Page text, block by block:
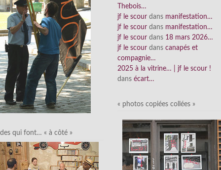
des qui font… « à côté »
Thebois…
jf le scour dans manifestation…
jf le scour dans manifestation…
jf le scour dans 18 mars 2026…
jf le scour dans canapés et
compagnie…
2025 à la vitrine… | jf le scour !
dans écart…
« photos copiées collées »